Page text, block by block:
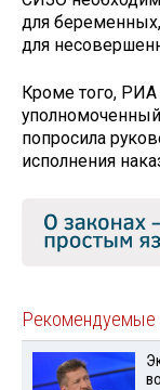
для
для
Кроме того, РИА
попросила
исполнения
Рекомендуемые